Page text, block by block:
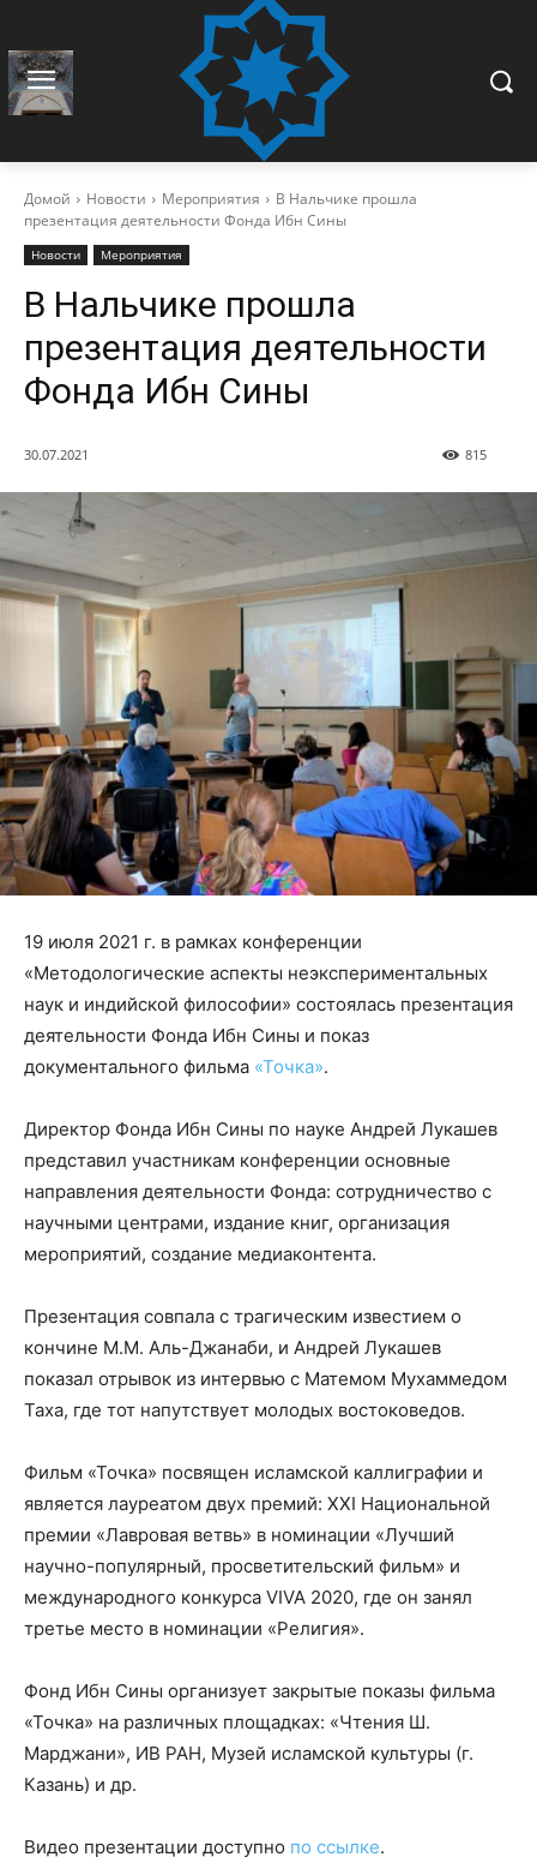
Домой Новости Мероприятия
В Нальчике прошла
презентация деятельности Фонда Ибн Сины
Новости Мероприятия
В Нальчике прошла
презентация деятельности
Фонда Ибн Сины
30.07.2021 815
19 июля 2021 г. в рамках конференции
«Методологические аспекты неэкспериментальных
наук и индийской философии» состоялась презентация
деятельности Фонда Ибн Сины и показ
документального фильма «Точка».
Директор Фонда Ибн Сины по науке Андрей Лукашев
представил участникам конференции основные
направления деятельности Фонда: сотрудничество с
научными центрами, издание книг, организация
мероприятий, создание медиаконтента.
Презентация совпала с трагическим известием о
кончине М.М. Аль-Джанаби, и Андрей Лукашев
показал отрывок из интервью с Матемом Мухаммедом
Таха, где тот напутствует молодых востоковедов.
Фильм «Точка» посвящен исламской каллиграфии и
является лауреатом двух премий: ХХI Национальной
премии «Лавровая ветвь» в номинации «Лучший
научно-популярный, просветительский фильм» и
международного конкурса VIVA 2020, где он занял
третье место в номинации «Религия».
Фонд Ибн Сины организует закрытые показы фильма
«Точка» на различных площадках: «Чтения Ш.
Марджани», ИВ РАН, Музей исламской культуры (г.
Казань) и др.
Видео презентации доступно по ссылке.